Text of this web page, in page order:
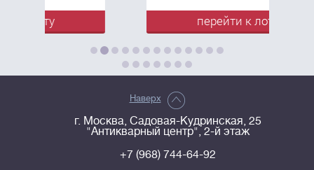
перейти к лоту
Наверх
г. Москва, Садовая-Кудринская, 25
"Антикварный центр", 2-й этаж
+7 (968) 744-64-92